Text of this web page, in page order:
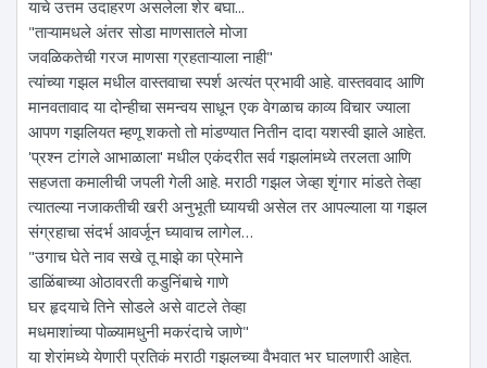
याचे उत्तम उदाहरण असलेला शेर बघा...
"ताऱ्यामधले अंतर सोडा माणसातले मोजा
जवळिकतेची गरज माणसा ग्रहताऱ्याला नाही"
त्यांच्या गझल मधील वास्तवाचा स्पर्श अत्यंत प्रभावी आहे. वास्तववाद आणि
मानवतावाद या दोन्हीचा समन्वय साधून एक वेगळाच काव्य विचार ज्याला
आपण गझलियत म्हणू शकतो तो मांडण्यात नितीन दादा यशस्वी झाले आहेत.
'प्रश्न टांगले आभाळाला' मधील एकंदरीत सर्व गझलांमध्ये तरलता आणि
सहजता कमालीची जपली गेली आहे. मराठी गझल जेव्हा शृंगार मांडते तेव्हा
त्यातल्या नजाकतीची खरी अनुभूती घ्यायची असेल तर आपल्याला या गझल
संग्रहाचा संदर्भ आवर्जून घ्यावाच लागेल…
"उगाच घेते नाव सखे तू माझे का प्रेमाने
डाळिंबाच्या ओठावरती कडुनिंबाचे गाणे
घर हृदयाचे तिने सोडले असे वाटले तेव्हा
मधमाशांच्या पोळ्यामधुनी मकरंदाचे जाणे"
या शेरांमध्ये येणारी प्रतिकं मराठी गझलच्या वैभवात भर घालणारी आहेत.